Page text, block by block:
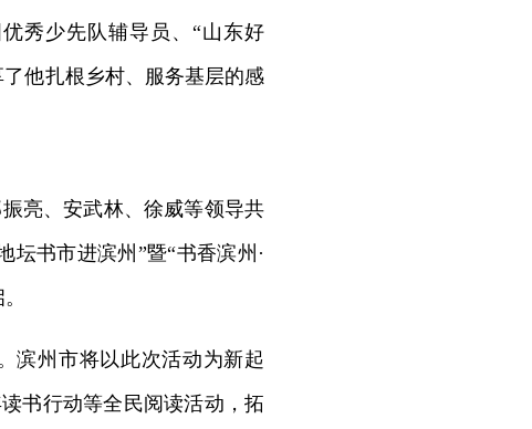
秀少先队辅导员、“山东好
他扎根乡村、服务基层的感
亮、安武林、徐威等领导共
坛书市进滨州”暨“书香滨州·
州市将以此次活动为新起
书行动等全民阅读活动，拓